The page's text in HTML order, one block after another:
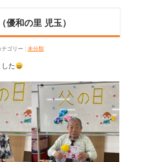
（優和の里 児玉）
テゴリー : 未分類
た